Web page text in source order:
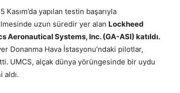
yapılan testin başarıyla
uzun süredir yer alan Lockheed
Aeronautical Systems, Inc. (GA-ASI) katıldı.
Donanma Hava İstasyonu’ndaki pilotlar,
UMCS, alçak dünya yörüngesinde bir uydu
aldı.